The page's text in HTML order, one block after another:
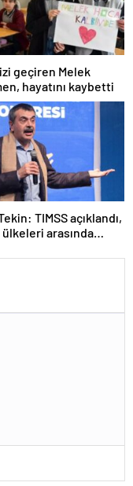
geçiren Melek
hayatını kaybetti
TIMSS açıklandı,
arasında